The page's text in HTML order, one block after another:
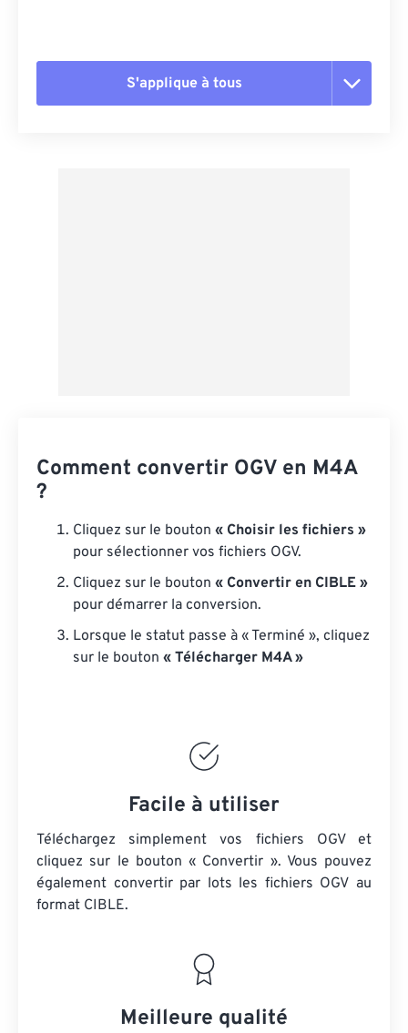
S'applique à tous
Comment convertir OGV en M4A
?
Cliquez sur le bouton « Choisir les fichiers »
pour sélectionner vos fichiers OGV.
Cliquez sur le bouton « Convertir en CIBLE »
pour démarrer la conversion.
Lorsque le statut passe à « Terminé », cliquez
sur le bouton « Télécharger M4A »
Facile à utiliser
Téléchargez simplement vos fichiers OGV et
cliquez sur le bouton « Convertir ». Vous pouvez
également convertir par lots les fichiers OGV au
format CIBLE.
Meilleure qualité